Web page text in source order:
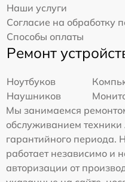
Наши услуги
Согласие на обработку
Способы оплаты
Ремонт
Ноутбуков
Наушников
Мы занимаемся
обслуживанием техники
гарантийного периода.
работает независимо и
авторизации от